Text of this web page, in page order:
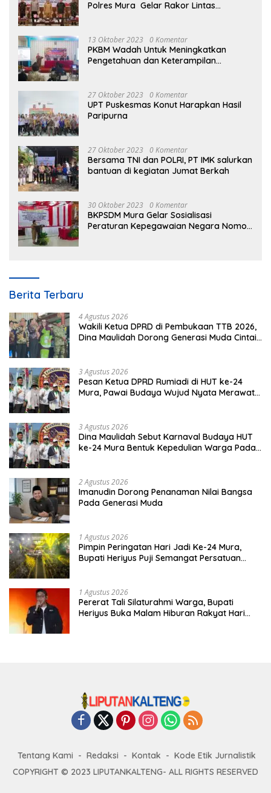
Polres Mura Gelar Rakor Lintas
13 Oktober 2023 0 Komentar
PKBM Wadah Untuk Meningkatkan
Pengetahuan dan Keterampilan
27 Oktober 2023 0 Komentar
UPT Puskesmas Konut Harapkan Hasil
Paripurna
27 Oktober 2023 0 Komentar
Bersama TNI dan POLRI, PT IMK salurkan
bantuan di kegiatan Jumat Berkah
30 Oktober 2023 0 Komentar
BKPSDM Mura Gelar Sosialisasi
Peraturan Kepegawaian Negara Nomor
Berita Terbaru
4 Agustus 2026
Wakili Ketua DPRD di Pembukaan TTB 2026,
Dina Maulidah Dorong Generasi Muda Cintai
3 Agustus 2026
Pesan Ketua DPRD Rumiadi di HUT ke-24
Mura, Pawai Budaya Wujud Nyata Merawat
3 Agustus 2026
Dina Maulidah Sebut Karnaval Budaya HUT
ke-24 Mura Bentuk Kepedulian Warga Pada
2 Agustus 2026
Imanudin Dorong Penanaman Nilai Bangsa
Pada Generasi Muda
1 Agustus 2026
Pimpin Peringatan Hari Jadi Ke-24 Mura,
Bupati Heriyus Puji Semangat Persatuan
1 Agustus 2026
Pererat Tali Silaturahmi Warga, Bupati
Heriyus Buka Malam Hiburan Rakyat Hari
Tentang Kami Redaksi Kontak
Kode Etik Jurnalistik
COPYRIGHT © 2023 LIPUTANKALTENG- ALL RIGHTS RESERVED